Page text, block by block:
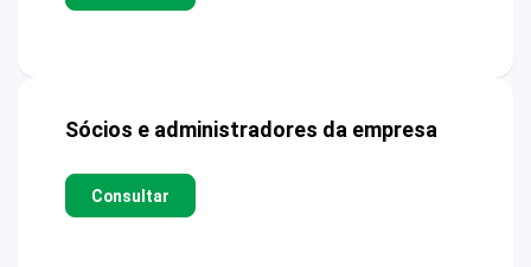
Sócios e administradores da empresa
Consultar